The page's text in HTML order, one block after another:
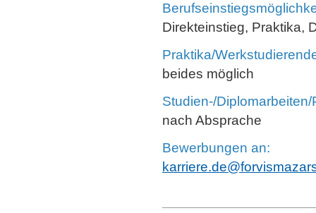
Direkteinstieg, Praktika,
Praktika/
beides möglich
Studien-/
nach Absprache
Bewerbungen an: